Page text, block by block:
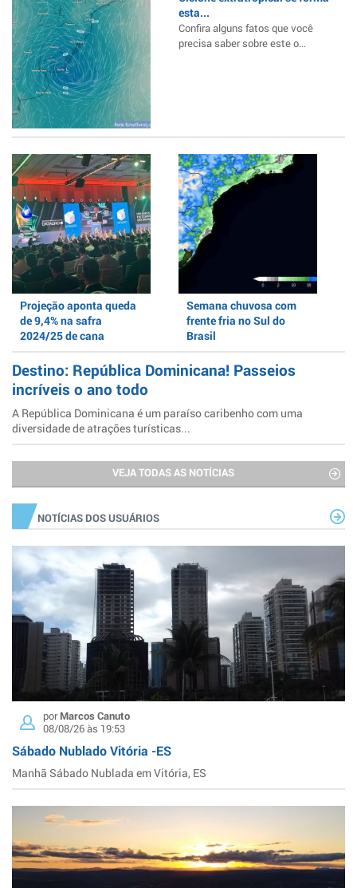
esta...
Confira alguns fatos que você
precisa saber sobre este o...
Projeção aponta queda
de 9,4% na safra
2024/25 de cana
Semana chuvosa com
frente fria no Sul do
Brasil
Destino: República Dominicana! Passeios
incríveis o ano todo
A República Dominicana é um paraíso caribenho com uma
diversidade de atrações turísticas...
VEJA TODAS AS NOTÍCIAS
NOTÍCIAS DOS USUÁRIOS
porMarcos Canuto
08/08/26 às 19:53
Sábado Nublado Vitória -ES
Manhã Sábado Nublada em Vitória, ES